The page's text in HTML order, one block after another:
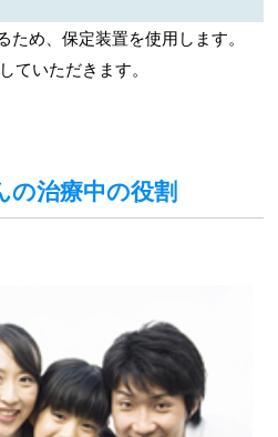
め、保定装置を使用します。
ていただきます。
の治療中の役割